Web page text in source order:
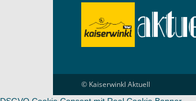
© Kaiserwinkl Aktuell